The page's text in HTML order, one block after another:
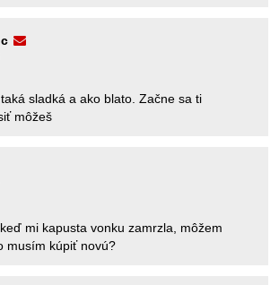
sladká a ako blato. Začne sa ti
môžeš
mi kapusta vonku zamrzla, môžem
musím kúpiť novú?